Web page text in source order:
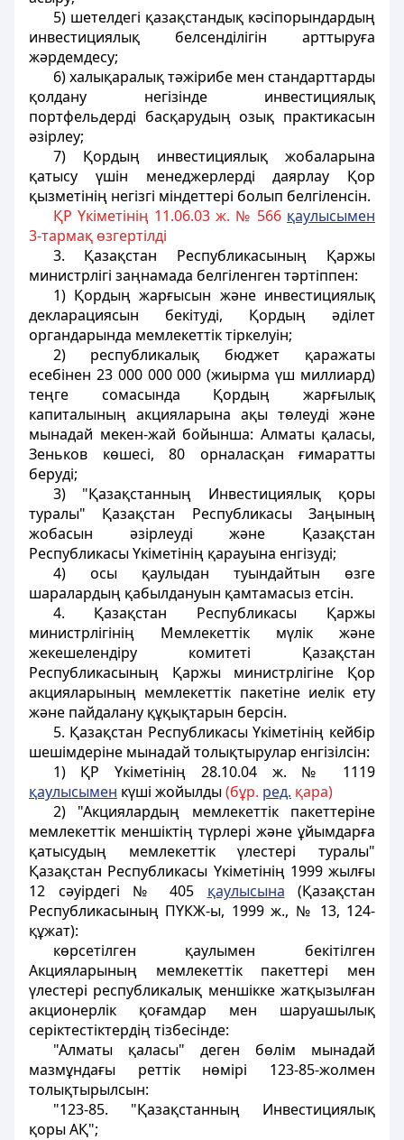
5) шетелдегi қазақстандық кәсiпорындардың
инвестициялық белсендiлiгiн арттыруға
жәрдемдесу;
6) халықаралық тәжiрибе мен стандарттарды
қолдану негiзiнде инвестициялық
портфельдердi басқарудың озық практикасын
әзiрлеу;
7) Қордың инвестициялық жобаларына
қатысу үшiн менеджерлердi даярлау Қор
қызметiнiң негiзгi мiндеттерi болып белгiленсiн.
ҚР Үкіметінің 11.06.03 ж. № 566 қаулысымен
3-тармақ өзгертілді
3. Қазақстан Республикасының Қаржы
министрлігі заңнамада белгiленген тәртiппен:
1) Қордың жарғысын және инвестициялық
декларациясын бекiтудi, Қордың әдiлет
органдарында мемлекеттік тiркелуiн;
2) республикалық бюджет қаражаты
есебiнен 23 000 000 000 (жиырма үш миллиард)
теңге сомасында Қордың жарғылық
капиталының акцияларына ақы төлеудi және
мынадай мекен-жай бойынша: Алматы қаласы,
Зеньков көшесi, 80 орналасқан ғимаратты
беруді;
3) "Қазақстанның Инвестициялық қоры
туралы" Қазақстан Республикасы Заңының
жобасын әзiрлеудi және Қазақстан
Республикасы Үкіметінiң қарауына енгізудi;
4) осы қаулыдан туындайтын өзге
шаралардың қабылдануын қамтамасыз етсiн.
4. Қазақстан Республикасы Қаржы
министрлігінiң Мемлекеттік мүлiк және
жекешелендiру комитетi Қазақстан
Республикасының Қаржы министрлігіне Қор
акцияларының мемлекеттік пакетiне иелiк ету
және пайдалану құқықтарын берсiн.
5. Қазақстан Республикасы Үкіметінiң кейбір
шешiмдерiне мынадай толықтырулар енгiзiлсiн:
1) ҚР Үкіметінің 28.10.04 ж. № 1119
қаулысымен күші жойылды(бұр. ред. қара)
2) "Акциялардың мемлекеттік пакеттерiне
мемлекеттік меншiктiң түрлерi және ұйымдарға
қатысудың мемлекеттік үлестерi туралы"
Қазақстан Республикасы Үкіметінiң 1999 жылғы
12 сәуірдегі № 405 қаулысына (Қазақстан
Республикасының ПҮКЖ-ы, 1999 ж., № 13, 124-
құжат):
көрсетiлген қаулымен бекітілген
Акцияларының мемлекеттік пакеттерi мен
үлестерi республикалық меншiкке жатқызылған
акционерлік қоғамдар мен шаруашылық
серiктестiктердiң тiзбесiнде:
"Алматы қаласы" деген бөлiм мынадай
мазмұндағы реттiк нөмiрi 123-85-жолмен
толықтырылсын:
"123-85. "Қазақстанның Инвестициялық
қоры АҚ";